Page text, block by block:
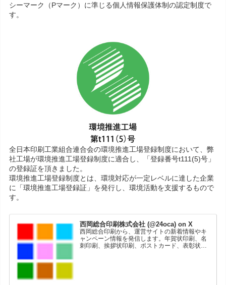
シーマーク（Pマーク）に準じる個人情報保護体制の認定制度で
す。
全日本印刷工業組合連合会の環境推進工場登録制度において、弊
社工場が環境推進工場登録制度に適合し、「登録番号t111(5)号」
の登録証を頂きました。
環境推進工場登録制度とは、環境対応が一定レベルに達した企業
に「環境推進工場登録証」を発行し、環境活動を支援するもので
す。
西岡総合印刷株式会社 (@24oca) on X
西岡総合印刷から、運営サイトの新着情報やキ
ャンペーン情報を発信します。年賀状印刷、名
刺印刷、挨拶状印刷、ポストカード、表彰状印